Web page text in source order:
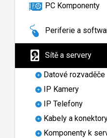
PC Komponenty
Periferie a
Sítě a servery
Datové rozvaděče
IP Kamery
IP Telefony
Kabely a
Komponenty k